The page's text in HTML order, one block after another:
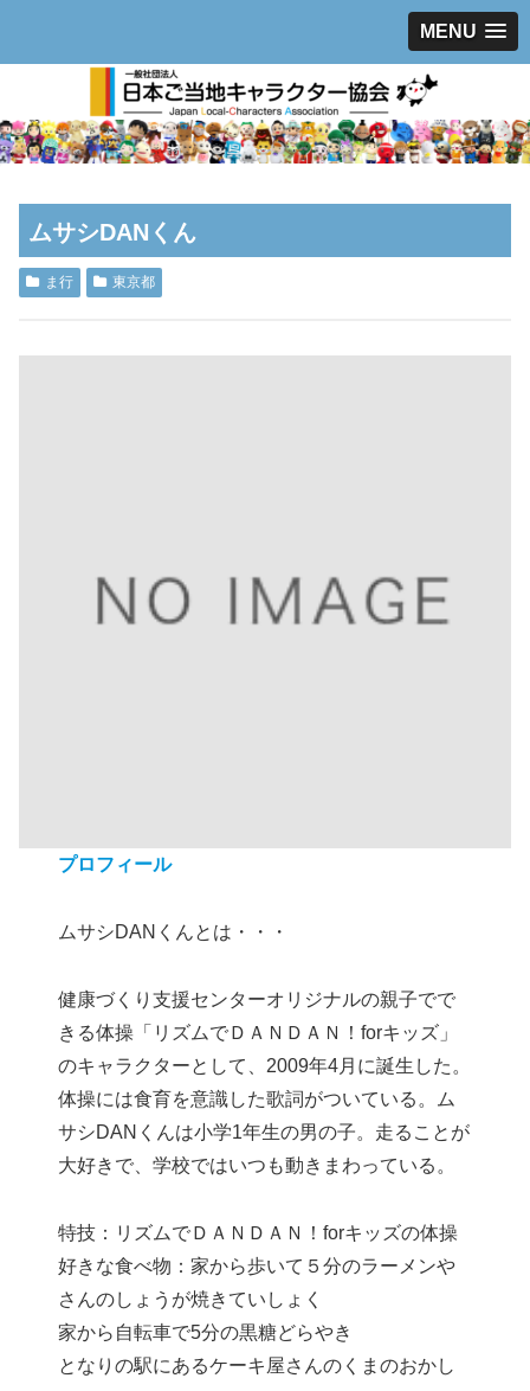
MENU
ムサシDANくん
ま行 東京都
プロフィール
ムサシDANくんとは・・・
健康づくり支援センターオリジナルの親子でで
きる体操「リズムでＤＡＮＤＡＮ！forキッズ」
のキャラクターとして、2009年4月に誕生した。
体操には食育を意識した歌詞がついている。ム
サシDANくんは小学1年生の男の子。走ることが
大好きで、学校ではいつも動きまわっている。
特技：リズムでＤＡＮＤＡＮ！forキッズの体操
好きな食べ物：家から歩いて５分のラーメンや
さんのしょうが焼きていしょく
家から自転車で5分の黒糖どらやき
となりの駅にあるケーキ屋さんのくまのおかし